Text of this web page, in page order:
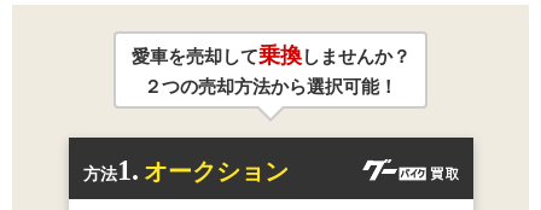
愛車を売却して乗換しませんか？
２つの売却方法から選択可能！
方法1. オークション